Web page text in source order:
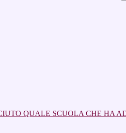
QUALE SCUOLA CHE HA